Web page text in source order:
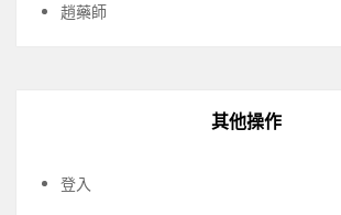
趙藥師
其他操作
登入